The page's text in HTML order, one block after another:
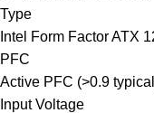
Type
Intel Form Factor ATX
PFC
Active PFC (>0.9
Input Voltage